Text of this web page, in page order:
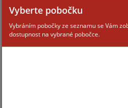
Vyberte pobočku
Vybráním pobočky ze seznamu se Vám
dostupnost na vybrané pobočce.